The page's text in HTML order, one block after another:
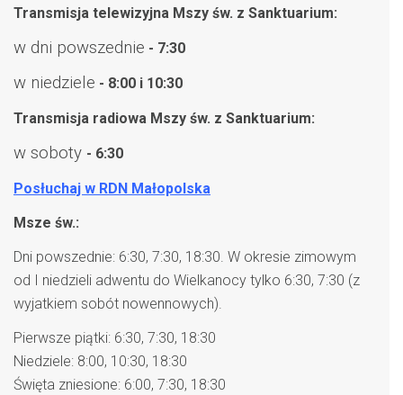
Transmisja telewizyjna Mszy św. z Sanktuarium:
w dni powszednie - 7:30
w niedziele - 8:00 i 10:30
Transmisja radiowa Mszy św. z Sanktuarium:
w soboty - 6:30
Posłuchaj w RDN Małopolska
Msze św.:
Dni powszednie: 6:30, 7:30, 18:30. W okresie zimowym
od I niedzieli adwentu do Wielkanocy tylko 6:30, 7:30 (z
wyjatkiem sobót nowennowych).
Pierwsze piątki: 6:30, 7:30, 18:30
Niedziele: 8:00, 10:30, 18:30
Święta zniesione: 6:00, 7:30, 18:30